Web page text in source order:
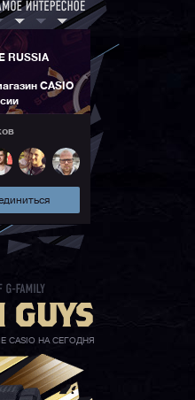
RUSSIA
CASIO
НА СЕГОДНЯ